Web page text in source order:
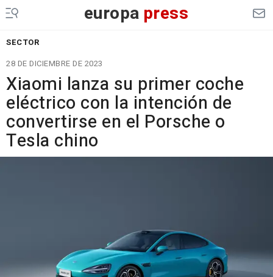
europa press
SECTOR
28 DE DICIEMBRE DE 2023
Xiaomi lanza su primer coche
eléctrico con la intención de
convertirse en el Porsche o
Tesla chino